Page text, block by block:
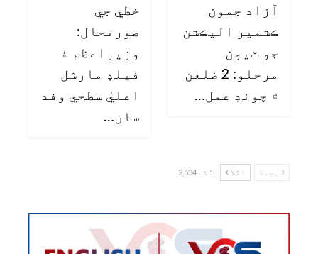
آزاد جمون
ڪشمير اليڪشن
جو ٽيون
مرحلو: 2 ضلعن
۾ چونڊ عمل…
خطي جي
صورتحال:
وزيراعظم ۽
فيلڊ مارشل
اعليٰ سطحي وفد
سان…
پچھلا اگلا 1 کے 2,634